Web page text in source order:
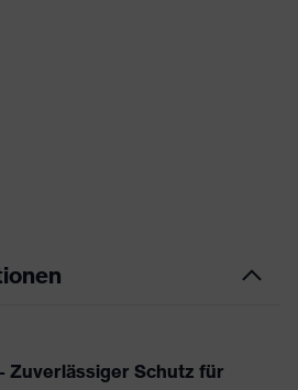
Zuverlässiger Schutz für